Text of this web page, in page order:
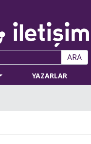
ARA
YAZARLAR